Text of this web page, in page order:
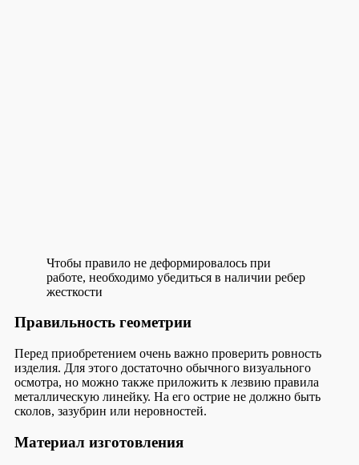
Чтобы правило не деформировалось при
работе, необходимо убедиться в наличии ребер
жесткости
Правильность геометрии
Перед приобретением очень важно проверить ровность
изделия. Для этого достаточно обычного визуального
осмотра, но можно также приложить к лезвию правила
металлическую линейку. На его острие не должно быть
сколов, зазубрин или неровностей.
Материал изготовления